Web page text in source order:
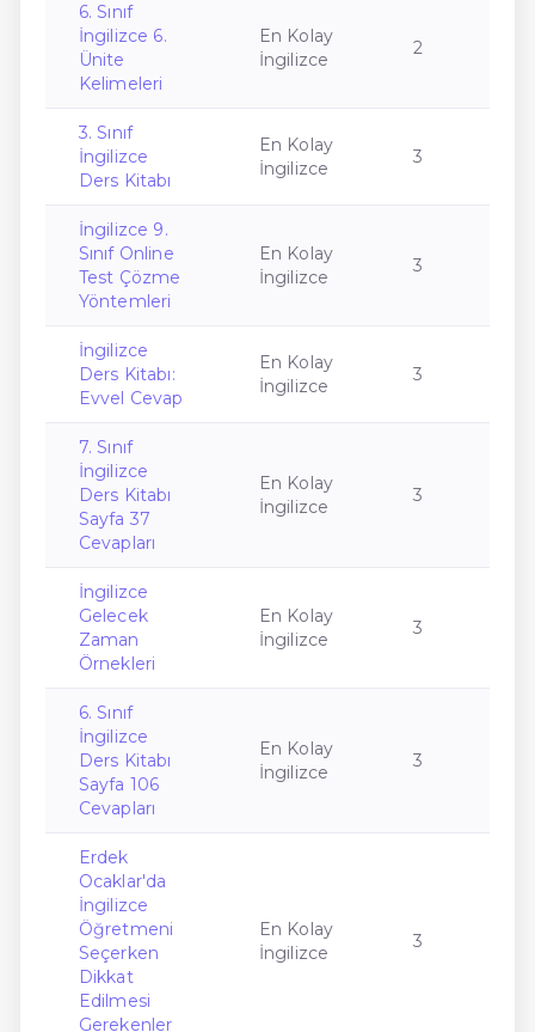
6. Sınıf
İngilizce 6.
Ünite
Kelimeleri
En Kolay
İngilizce
2
3. Sınıf
İngilizce
Ders Kitabı
En Kolay
İngilizce
3
İngilizce 9.
Sınıf Online
Test Çözme
Yöntemleri
En Kolay
İngilizce
3
İngilizce
Ders Kitabı:
Evvel Cevap
En Kolay
İngilizce
3
7. Sınıf
İngilizce
Ders Kitabı
Sayfa 37
Cevapları
En Kolay
İngilizce
3
İngilizce
Gelecek
Zaman
Örnekleri
En Kolay
İngilizce
3
6. Sınıf
İngilizce
Ders Kitabı
Sayfa 106
Cevapları
En Kolay
İngilizce
3
Erdek
Ocaklar'da
İngilizce
Öğretmeni
Seçerken
Dikkat
Edilmesi
Gerekenler
En Kolay
İngilizce
3